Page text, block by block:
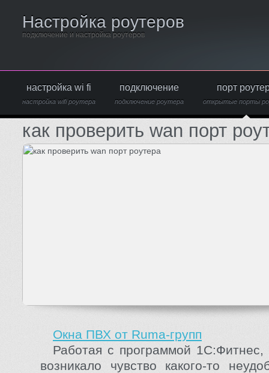
Настройка роутеров
подключение и настройка роутеров
настройка wi fi
настройка wifi роутера
подключение
подключение роутера
порт
открытые порты
как проверить wan порт
Окна ПВХ от Ruma-групп
Работая с программой
возникало чувство какого-то